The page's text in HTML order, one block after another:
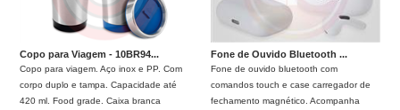
Copo para Viagem - 10BR94...
Copo para viagem. Aço inox e PP. Com
corpo duplo e tampa. Capacidade até
420 ml. Food grade. Caixa branca
Fone de Ouvido Bluetooth ...
Fone de ouvido bluetooth com
comandos touch e case carregador de
fechamento magnético. Acompanha